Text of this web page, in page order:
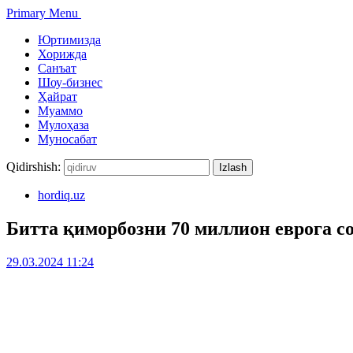
Primary Menu
Юртимизда
Хорижда
Санъат
Шоу-бизнес
Ҳайрат
Муаммо
Мулоҳаза
Муносабат
Qidirshish:
hordiq.uz
Битта қиморбозни 70 миллион еврога
29.03.2024 11:24